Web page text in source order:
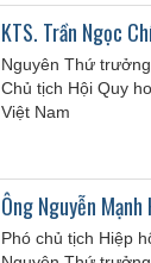
KTS. Trần Ngọc
Nguyên Thứ
Chủ tịch Hội Quy
Việt Nam
Ông Nguyễn Mạnh
Phó chủ tịch Hiệp